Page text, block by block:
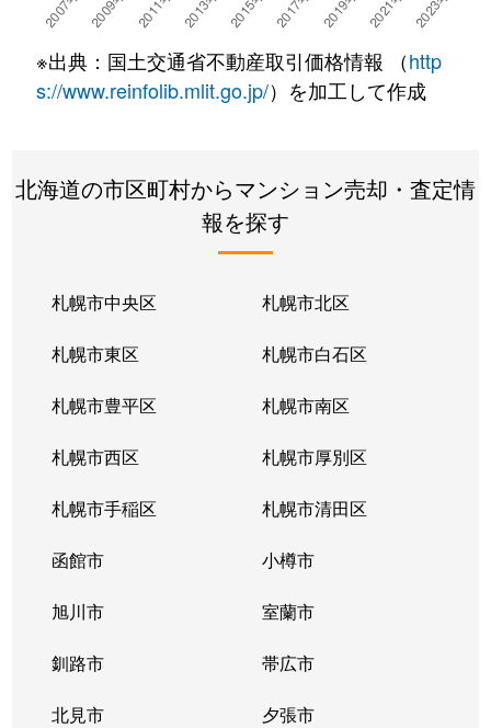
湯川町 780万円 湯の川温泉
徒歩4
湯浜町
450万円 函館アリーナ前
徒歩15
若松町
630万円 函館駅前 徒歩6
※出典：国土交通省不動産取引価格情報 （http
s://www.reinfolib.mlit.go.jp/）を加工して作成
北海道の市区町村からマンション売却・査定情
報を探す
札幌市中央区 札幌市北区
札幌市東区 札幌市白石区
札幌市豊平区 札幌市南区
札幌市西区 札幌市厚別区
札幌市手稲区 札幌市清田区
函館市 小樽市
旭川市 室蘭市
釧路市 帯広市
北見市 夕張市